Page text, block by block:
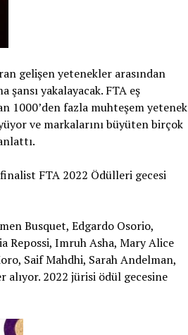
gelişen yetenekler arasından
yakalayacak. FTA eş
1000’den fazla muhteşem yetenek
ve markalarını büyüten birçok
finalist FTA 2022 Ödülleri gecesi
Busquet, Edgardo Osorio,
Repossi, Imruh Asha, Mary Alice
Saif Mahdhi, Sarah Andelman,
alıyor. 2022 jürisi ödül gecesine